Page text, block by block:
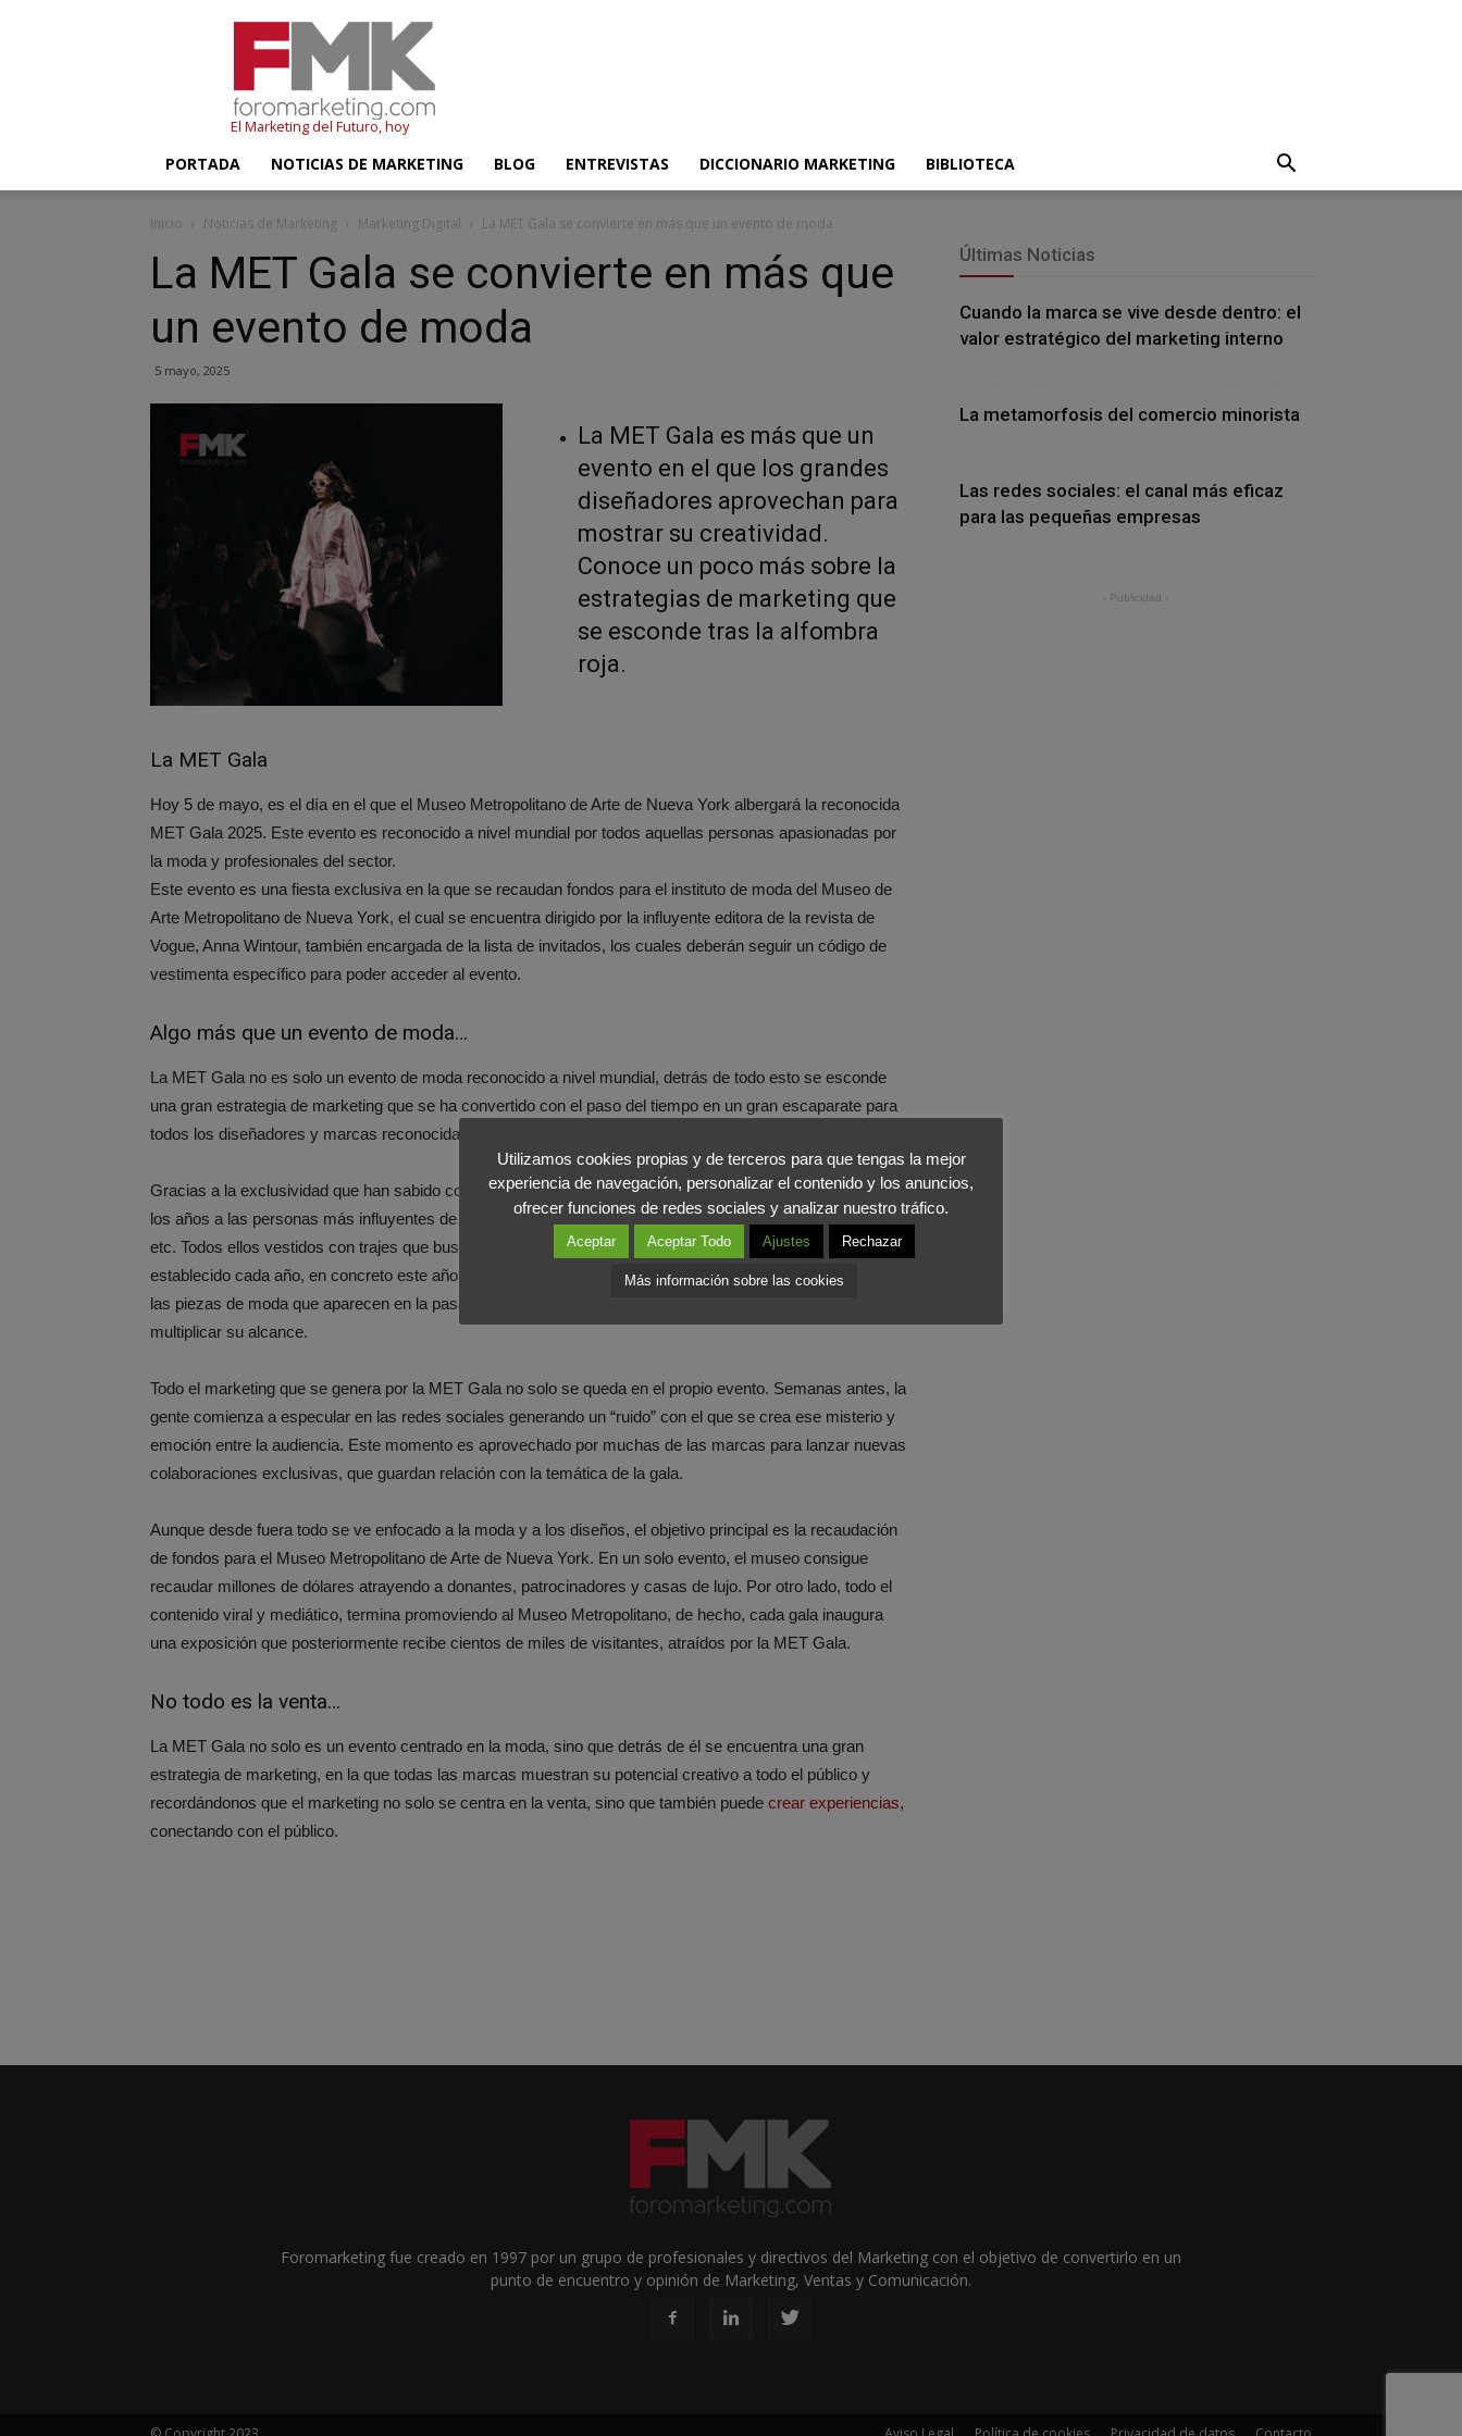
El Marketing del Futuro, hoy
PORTADA NOTICIAS DE MARKETING BLOG ENTREVISTAS DICCIONARIO MARKETING BIBLIOTECA
Inicio Noticias de Marketing Marketing Digital La MET Gala se convierte en más que un evento de moda
La MET Gala se convierte en más que
un evento de moda
5 mayo, 2025
La MET Gala es más que un
evento en el que los grandes
diseñadores aprovechan para
mostrar su creatividad.
Conoce un poco más sobre la
estrategias de marketing que
se esconde tras la alfombra
roja.
La MET Gala
Hoy 5 de mayo, es el día en el que el Museo Metropolitano de Arte de Nueva York albergará la reconocida
MET Gala 2025. Este evento es reconocido a nivel mundial por todos aquellas personas apasionadas por
la moda y profesionales del sector.
Este evento es una fiesta exclusiva en la que se recaudan fondos para el instituto de moda del Museo de
Arte Metropolitano de Nueva York, el cual se encuentra dirigido por la influyente editora de la revista de
Vogue, Anna Wintour, también encargada de la lista de invitados, los cuales deberán seguir un código de
vestimenta específico para poder acceder al evento.
Algo más que un evento de moda…
La MET Gala no es solo un evento de moda reconocido a nivel mundial, detrás de todo esto se esconde
una gran estrategia de marketing que se ha convertido con el paso del tiempo en un gran escaparate para
todos los diseñadores y marcas reconocidas que ansían el que sus diseños estén en el evento.
Gracias a la exclusividad que han sabido con su lista de invitados tan selectiva, este evento recoge todos
los años a las personas más influyentes de todo el mundo, contando con artistas, modelos, diseñadores,
etc. Todos ellos vestidos con trajes que buscan contar una historia relacionada con el dress code
establecido cada año, en concreto este año será «Superfine: Tailoring Black Style». De este modo, todas
las piezas de moda que aparecen en la pasarela expuestas por personas reconocidas, consiguen
multiplicar su alcance.
Todo el marketing que se genera por la MET Gala no solo se queda en el propio evento. Semanas antes, la
gente comienza a especular en las redes sociales generando un “ruido” con el que se crea ese misterio y
emoción entre la audiencia. Este momento es aprovechado por muchas de las marcas para lanzar nuevas
colaboraciones exclusivas, que guardan relación con la temática de la gala.
Aunque desde fuera todo se ve enfocado a la moda y a los diseños, el objetivo principal es la recaudación
de fondos para el Museo Metropolitano de Arte de Nueva York. En un solo evento, el museo consigue
recaudar millones de dólares atrayendo a donantes, patrocinadores y casas de lujo. Por otro lado, todo el
contenido viral y mediático, termina promoviendo al Museo Metropolitano, de hecho, cada gala inaugura
una exposición que posteriormente recibe cientos de miles de visitantes, atraídos por la MET Gala.
No todo es la venta…
La MET Gala no solo es un evento centrado en la moda, sino que detrás de él se encuentra una gran
estrategia de marketing, en la que todas las marcas muestran su potencial creativo a todo el público y
recordándonos que el marketing no solo se centra en la venta, sino que también puede crear experiencias,
conectando con el público.
Últimas Noticias
Cuando la marca se vive desde dentro: el
valor estratégico del marketing interno
La metamorfosis del comercio minorista
Las redes sociales: el canal más eficaz
para las pequeñas empresas
- Publicidad -
Foromarketing fue creado en 1997 por un grupo de profesionales y directivos del Marketing con el objetivo de convertirlo en un
punto de encuentro y opinión de Marketing, Ventas y Comunicación.
Utilizamos cookies propias y de terceros para que tengas la mejor
experiencia de navegación, personalizar el contenido y los anuncios,
ofrecer funciones de redes sociales y analizar nuestro tráfico.
Aceptar Aceptar Todo Ajustes Rechazar
Más información sobre las cookies